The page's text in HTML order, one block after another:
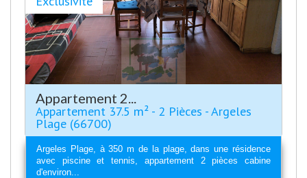
Appartement 2...
Appartement 37.5 m² - 2 Pièces - Argeles
Plage (66700)
Argeles Plage, à 350 m de la plage, dans une résidence
avec piscine et tennis, appartement 2 pièces cabine
d'environ...